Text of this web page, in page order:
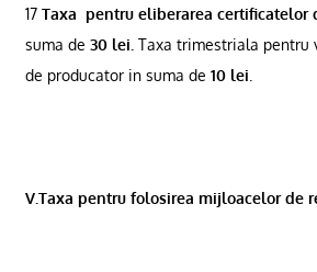
17Taxa pentru eliberarea certificatelor
suma de 30 lei. Taxa trimestriala pentru
de producator in suma de 10 lei
V.Taxa pentru folosirea mijloacelor de